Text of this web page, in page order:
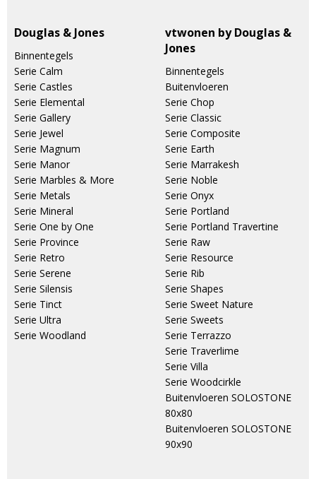
Douglas & Jones
Binnentegels
Serie Calm
Serie Castles
Serie Elemental
Serie Gallery
Serie Jewel
Serie Magnum
Serie Manor
Serie Marbles & More
Serie Metals
Serie Mineral
Serie One by One
Serie Province
Serie Retro
Serie Serene
Serie Silensis
Serie Tinct
Serie Ultra
Serie Woodland
vtwonen by Douglas &
Jones
Binnentegels
Buitenvloeren
Serie Chop
Serie Classic
Serie Composite
Serie Earth
Serie Marrakesh
Serie Noble
Serie Onyx
Serie Portland
Serie Portland Travertine
Serie Raw
Serie Resource
Serie Rib
Serie Shapes
Serie Sweet Nature
Serie Sweets
Serie Terrazzo
Serie Traverlime
Serie Villa
Serie Woodcirkle
Buitenvloeren SOLOSTONE
80x80
Buitenvloeren SOLOSTONE
90x90